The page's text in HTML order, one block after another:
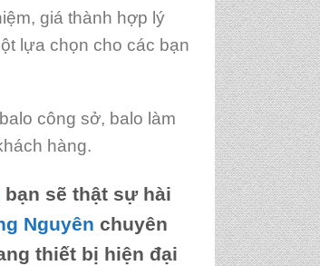
giá thành hợp lý
lựa chọn cho các bạn
công sở, balo làm
hàng.
bạn sẽ thật sự hài
Nguyên chuyên
thiết bị hiện đại